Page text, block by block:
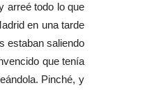
arreé todo lo que
en una tarde
estaban saliendo
que tenía
Pinché, y